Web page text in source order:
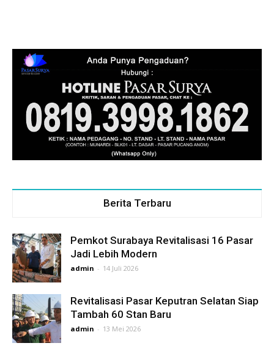
Berita Terbaru
Pemkot Surabaya Revitalisasi 16 Pasar
Jadi Lebih Modern
admin - 14 Juli 2026
Revitalisasi Pasar Keputran Selatan Siap
Tambah 60 Stan Baru
admin - 13 Mei 2026